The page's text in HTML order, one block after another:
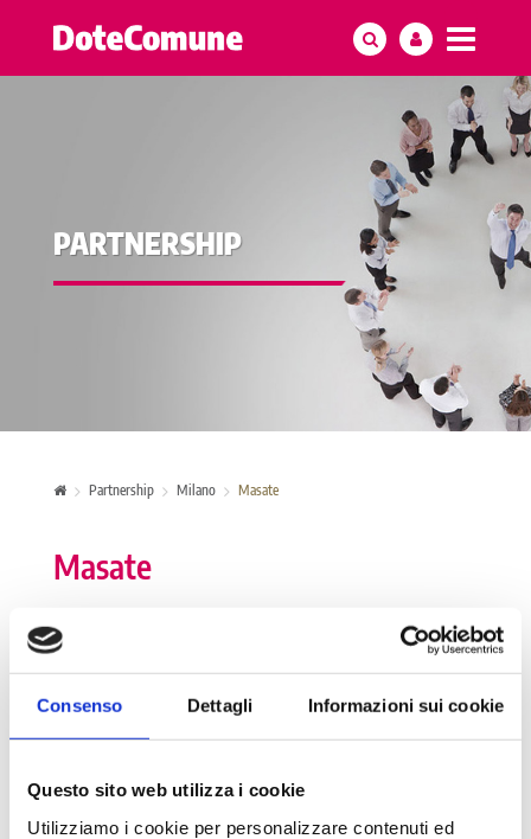
Consenso Dettagli Informazioni sui cookie
Questo sito web utilizza i cookie
Utilizziamo i cookie per personalizzare contenuti ed
PARTNERSHIP
Partnership Milano Masate
Masate
I numeri della Dote
Numero tutor: 1
Numero di tirocinanti storico: 1